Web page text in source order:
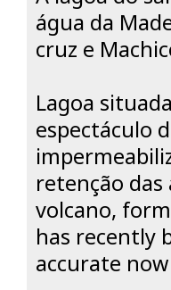
água da
cruz e
Lagoa
espectáculo
retenção
volcano,
has recently
accurate